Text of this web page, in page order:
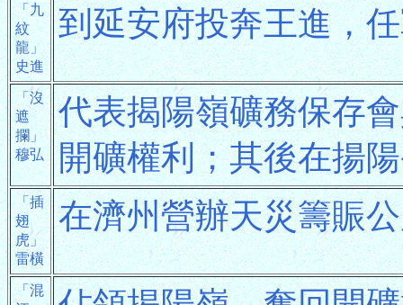
「九
紋
龍」
史進
到延安府投奔王進，
「沒
遮
攔」
穆弘
代表揭陽嶺礦務保存
開礦權利；其後在揚
「插
翅
虎」
雷橫
在濟州營辦天災籌賑
「混